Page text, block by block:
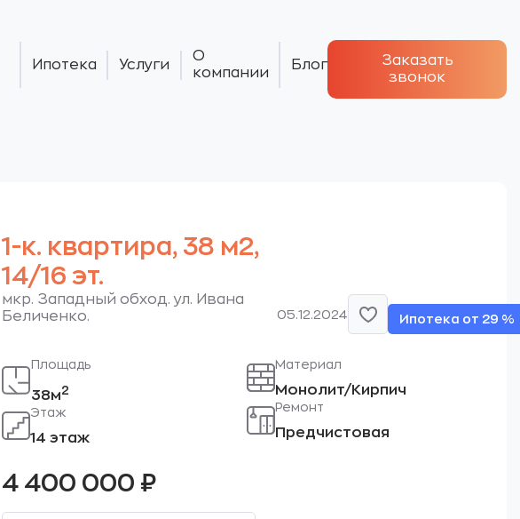
Ипотека Услуги
О
компании
Блог
Заказать
звонок
1-к. квартира, 38 м2,
14/16 эт.
мкр. Западный обход. ул. Ивана
Беличенко.
05.12.2024 Ипотека от 29 %
Площадь
38м2
Этаж
14 этаж
Материал
Монолит/Кирпич
Ремонт
Предчистовая
4 400 000 ₽